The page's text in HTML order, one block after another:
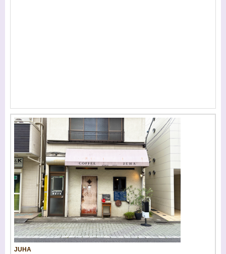
JUHA